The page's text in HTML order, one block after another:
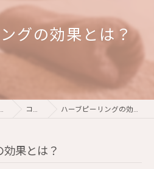
グの効果とは？
浜松のハーブピーリングならViMORE コラム ハーブピーリングの効果とは？
果とは？